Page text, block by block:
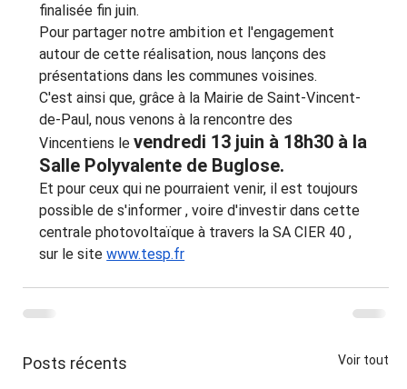
finalisée fin juin.
Pour partager notre ambition et l'engagement
autour de cette réalisation, nous lançons des
présentations dans les communes voisines.
C'est ainsi que, grâce à la Mairie de Saint-Vincent-
de-Paul, nous venons à la rencontre des
Vincentiens le vendredi 13 juin à 18h30 à la
Salle Polyvalente de Buglose.
Et pour ceux qui ne pourraient venir, il est toujours
possible de s'informer , voire d'investir dans cette
centrale photovoltaïque à travers la SA CIER 40 ,
sur le site www.tesp.fr
Posts récents Voir tout